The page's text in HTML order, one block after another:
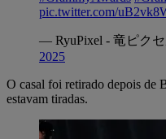
pic.twitter.com/
— RyuPixel - 竜ピク
2025
O casal foi retirado depois de
estavam tiradas.